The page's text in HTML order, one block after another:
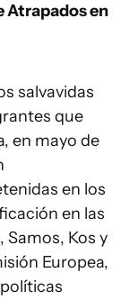
Atrapados en
salvavidas
que
en mayo de
en los
en las
Samos, Kos y
Europea,